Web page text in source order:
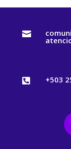

 +503